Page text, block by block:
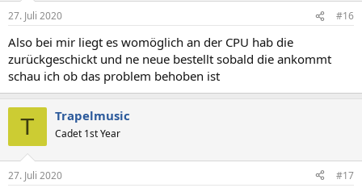
27. Juli 2020 #16
Also bei mir liegt es womöglich an der CPU hab die
zurückgeschickt und ne neue bestellt sobald die ankommt
schau ich ob das problem behoben ist
T Trapelmusic
Cadet 1st Year
27. Juli 2020 #17